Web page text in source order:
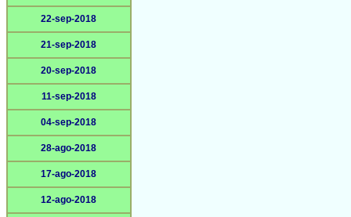
22-sep-2018
21-sep-2018
20-sep-2018
11-sep-2018
04-sep-2018
28-ago-2018
17-ago-2018
12-ago-2018